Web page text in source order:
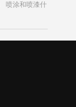
喷涂和喷漆什